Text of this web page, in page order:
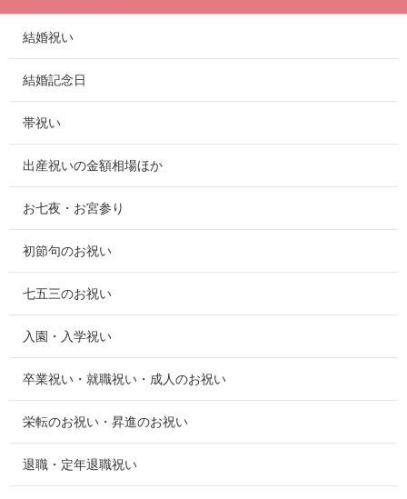
結婚祝い
結婚記念日
帯祝い
出産祝いの金額相場ほか
お七夜・お宮参り
初節句のお祝い
七五三のお祝い
入園・入学祝い
卒業祝い・就職祝い・成人のお祝い
栄転のお祝い・昇進のお祝い
退職・定年退職祝い